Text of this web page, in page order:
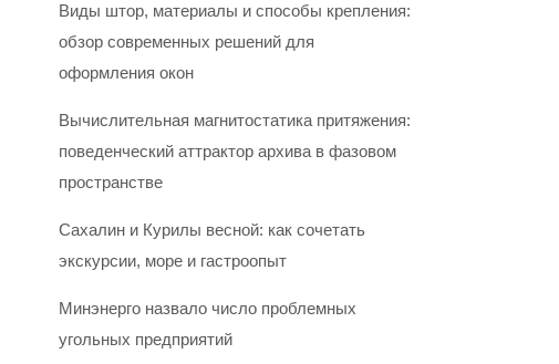
Виды штор, материалы и способы крепления:
обзор современных решений для
оформления окон
Вычислительная магнитостатика притяжения:
поведенческий аттрактор архива в фазовом
пространстве
Сахалин и Курилы весной: как сочетать
экскурсии, море и гастроопыт
Минэнерго назвало число проблемных
угольных предприятий